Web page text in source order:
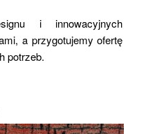
i innowacyjnych
a przygotujemy ofertę
potrzeb.